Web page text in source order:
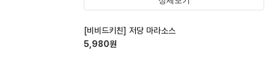
[비비드키친] 저당 마라소스
5,980원